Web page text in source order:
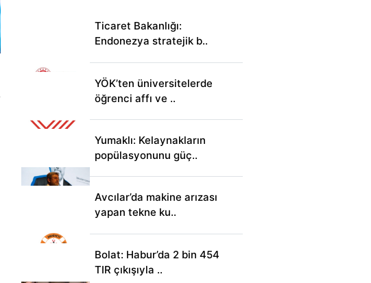
Ticaret Bakanlığı:
Endonezya stratejik b..
YÖK’ten üniversitelerde
öğrenci affı ve ..
Yumaklı: Kelaynakların
popülasyonunu güç..
Avcılar’da makine arızası
yapan tekne ku..
Bolat: Habur’da 2 bin 454
TIR çıkışıyla ..